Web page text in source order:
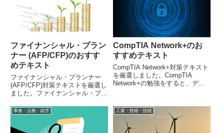
ファイナンシャル・プラン
ナー (AFP/CFP)のおすす
めテキスト
ファイナンシャル・プランナー
(AFP/CFP)対策テキストを厳選し
ました。ファイナンシャル・プラ
と、資産運用に関する幅広い知識
が身に着きます。
CompTIA Network+のお
すすめテキスト
CompTIA Network+対策テキスト
を厳選しました。CompTIA
Network+の勉強をすると、ディ
事務・法務・経営 工業・技術・技能